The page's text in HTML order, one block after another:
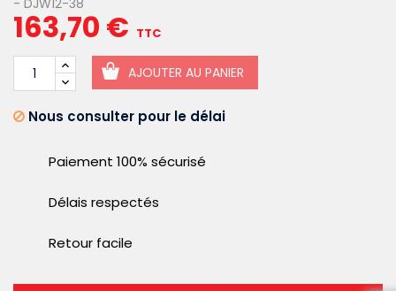
- DJW12-38
163,70 € TTC
AJOUTER AU PANIER
Nous consulter pour le délai
Paiement 100% sécurisé
Délais respectés
Retour facile